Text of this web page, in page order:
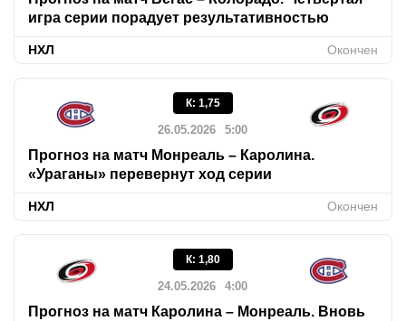
игра серии порадует результативностью
НХЛ Окончен
К: 1,75
26.05.2026 5:00
Прогноз на матч Монреаль – Каролина.
«Ураганы» перевернут ход серии
НХЛ Окончен
К: 1,80
24.05.2026 4:00
Прогноз на матч Каролина – Монреаль. Вновь